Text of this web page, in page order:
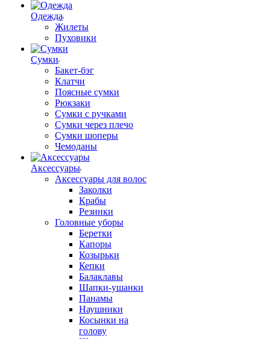
Одежда
Жилеты
Пуховики
Сумки
Бакет-бэг
Клатчи
Поясные сумки
Рюкзаки
Сумки с ручками
Сумки через плечо
Сумки шоперы
Чемоданы
Аксессуары
Аксессуары для волос
Заколки
Крабы
Резинки
Головные уборы
Беретки
Капоры
Козырьки
Кепки
Балаклавы
Шапки-ушанки
Панамы
Наушники
Косынки на
голову